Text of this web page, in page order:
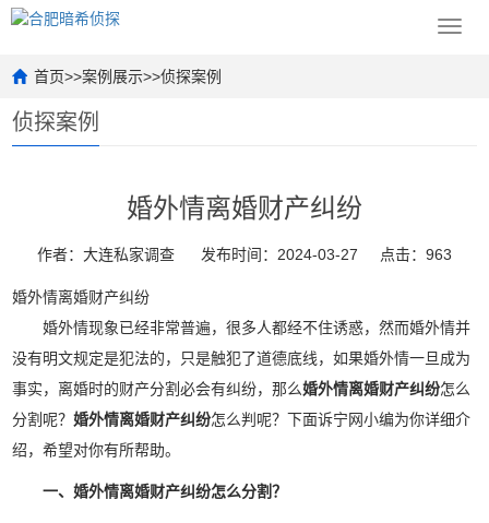
首页>>案例展示>>侦探案例
侦探案例
婚外情离婚财产纠纷
作者：大连私家调查 发布时间：2024-03-27 点击：963
婚外情离婚财产纠纷
婚外情现象已经非常普遍，很多人都经不住诱惑，然而婚外情并
没有明文规定是犯法的，只是触犯了道德底线，如果婚外情一旦成为
事实，离婚时的财产分割必会有纠纷，那么婚外情离婚财产纠纷怎么
分割呢？婚外情离婚财产纠纷怎么判呢？下面诉宁网小编为你详细介
绍，希望对你有所帮助。
一、婚外情离婚财产纠纷怎么分割？